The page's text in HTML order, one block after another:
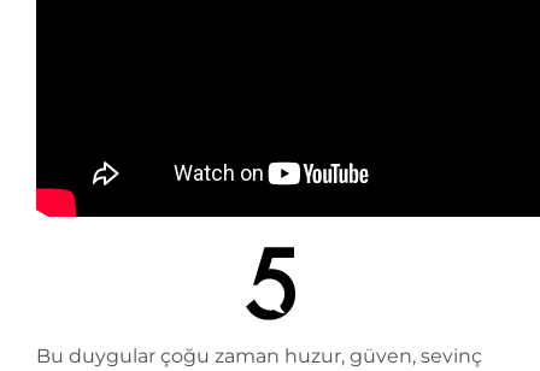
Bu duygular çoğu zaman huzur, güven, sevinç